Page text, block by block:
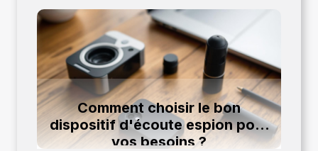
Comment choisir le bon
dispositif d'écoute espion pour
vos besoins ?